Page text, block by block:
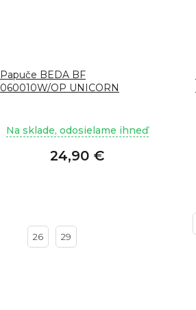
Papuče BEDA BF
060010W/OP UNICORN
Na sklade, odosielame ihneď
24,90 €
26 29